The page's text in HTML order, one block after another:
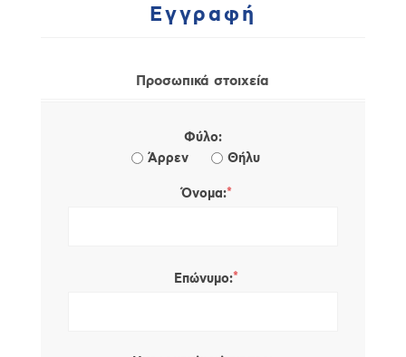
Εγγραφή
Προσωπικά στοιχεία
Φύλο:
Άρρεν
Θήλυ
Όνομα:*
Επώνυμο:*